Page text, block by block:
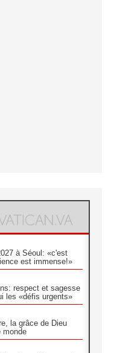
à Séoul: «c'est
est immense!»
respect et sagesse
les «défis urgents»
la grâce de Dieu
monde